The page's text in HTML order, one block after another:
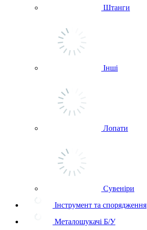
Штанги
Інші
Лопати
Сувеніри
Інструмент та спорядження
Металошукачі Б/У